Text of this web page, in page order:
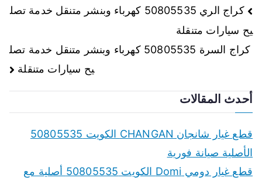
تصفّح
المقالات
كراج الري 50805535 كهرباء وبنشر متنقل خدمة تصل
يح سيارات متنقلة
كراج السرة 50805535 كهرباء وبنشر متنقل خدمة تصل
يح سيارات متنقلة
أحدث المقالات
قطع غيار شانجان CHANGAN الكويت 50805535
الأصلية صيانة فورية
قطع غيار دومي Domi الكويت 50805535 أصلية مع